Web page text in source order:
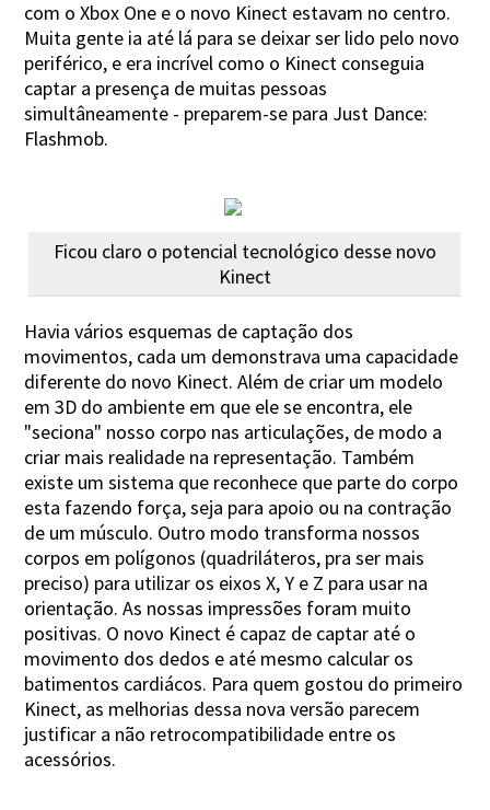
com o Xbox One e o novo Kinect estavam no centro.
Muita gente ia até lá para se deixar ser lido pelo novo
periférico, e era incrível como o Kinect conseguia
captar a presença de muitas pessoas
simultâneamente - preparem-se para Just Dance:
Flashmob.
Ficou claro o potencial tecnológico desse novo
Kinect
Havia vários esquemas de captação dos
movimentos, cada um demonstrava uma capacidade
diferente do novo Kinect. Além de criar um modelo
em 3D do ambiente em que ele se encontra, ele
"seciona" nosso corpo nas articulações, de modo a
criar mais realidade na representação. Também
existe um sistema que reconhece que parte do corpo
esta fazendo força, seja para apoio ou na contração
de um músculo. Outro modo transforma nossos
corpos em polígonos (quadriláteros, pra ser mais
preciso) para utilizar os eixos X, Y e Z para usar na
orientação. As nossas impressões foram muito
positivas. O novo Kinect é capaz de captar até o
movimento dos dedos e até mesmo calcular os
batimentos cardiácos. Para quem gostou do primeiro
Kinect, as melhorias dessa nova versão parecem
justificar a não retrocompatibilidade entre os
acessórios.